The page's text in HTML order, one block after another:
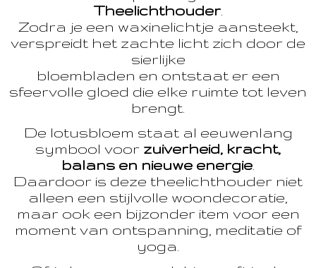
Theelichthouder.
Zodra je een waxinelichtje aansteekt,
verspreidt het zachte licht zich door de
sierlijke
bloembladen en ontstaat er een
sfeervolle gloed die elke ruimte tot leven
brengt.
De lotusbloem staat al eeuwenlang
symbool voor zuiverheid, kracht,
balans en nieuwe energie
Daardoor is deze theelichthouder niet
alleen een stijlvolle woondecoratie,
maar ook een bijzonder item voor een
moment van ontspanning, meditatie of
yoga.